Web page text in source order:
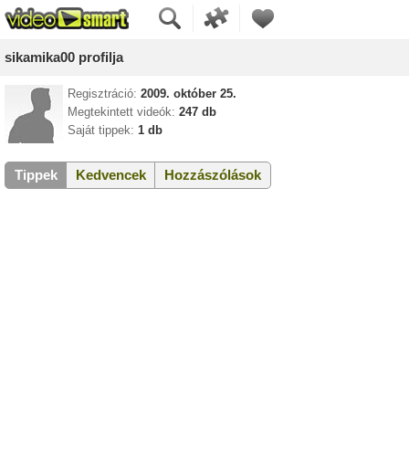
sikamika00 profilja
Regisztráció: 2009. október 25.
Megtekintett videók: 247 db
Saját tippek: 1 db
Tippek Kedvencek Hozzászólások